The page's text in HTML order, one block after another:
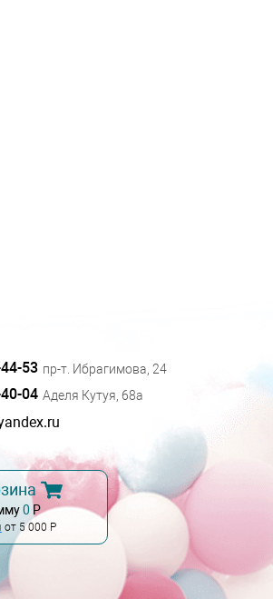
53 пр-т. Ибрагимова, 24
04 Аделя Кутуя, 68а
0 Р
от 5 000 Р